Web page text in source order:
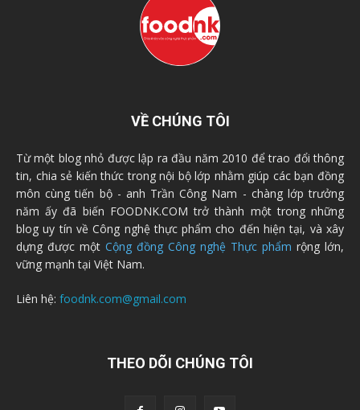
VỀ CHÚNG TÔI
Từ một blog nhỏ được lập ra đầu năm 2010 để trao đổi thông
tin, chia sẻ kiến thức trong nội bộ lớp nhằm giúp các bạn đồng
môn cùng tiến bộ - anh Trần Công Nam - chàng lớp trưởng
năm ấy đã biến FOODNK.COM trở thành một trong những
blog uy tín về Công nghệ thực phẩm cho đến hiện tại, và xây
dựng được một Cộng đồng Công nghệ Thực phẩm rộng lớn,
vững mạnh tại Việt Nam.
Liên hệ: foodnk.com@gmail.com
THEO DÕI CHÚNG TÔI